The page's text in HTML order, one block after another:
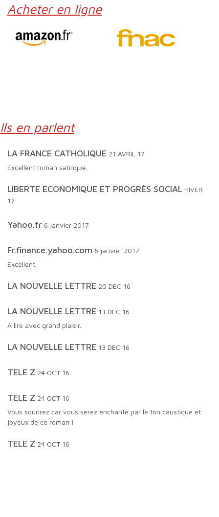
Acheter en ligne
Ils en parlent
LA FRANCE CATHOLIQUE 21 AVRIL 17
Excellent roman satirique.
LIBERTE ECONOMIQUE ET PROGRÈS SOCIAL HIVER
17
Yahoo.fr 6 janvier 2017
fr.finance.yahoo.com 6 janvier 2017
Excellent.
LA NOUVELLE LETTRE 20 DEC 16
LA NOUVELLE LETTRE 13 DEC 16
A lire avec grand plaisir.
LA NOUVELLE LETTRE 13 DEC 16
TELE Z 24 OCT 16
TELE Z 24 OCT 16
Vous sourirez car vous serez enchanté par le ton caustique et
joyeux de ce roman !
TELE Z 24 OCT 16